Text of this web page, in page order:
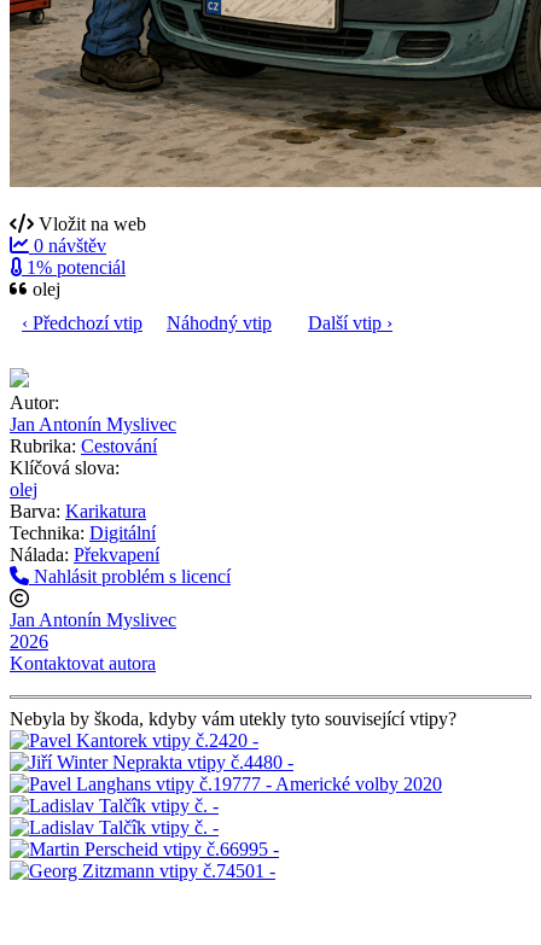
Vložit na web
0 návštěv
1% potenciál
olej
‹ Předchozí vtip
Náhodný vtip Další vtip ›
Autor:
Jan Antonín Myslivec
Rubrika: Cestování
Klíčová slova:
olej
Barva: Karikatura
Technika: Digitální
Nálada: Překvapení
Nahlásit problém s licencí
Jan Antonín Myslivec
2026
Kontaktovat autora
Nebyla by škoda, kdyby vám utekly tyto související vtipy?